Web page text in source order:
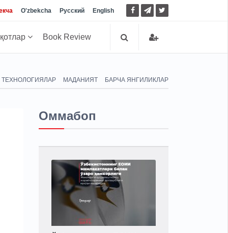
O'zbekcha Русский English
Book Review
ТЕХНОЛОГИЯЛАР МАДАНИЯТ БАРЧА ЯНГИЛИКЛАР
Оммабоп